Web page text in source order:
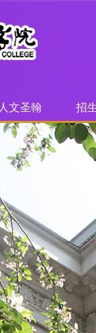
人文圣翰 招